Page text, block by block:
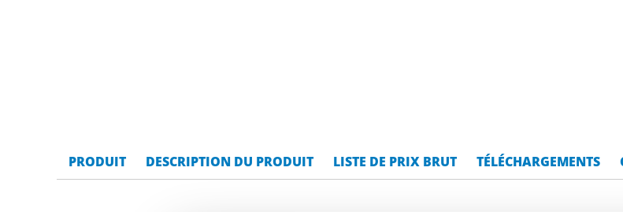
PRODUIT DESCRIPTION DU PRODUIT LISTE DE PRIX BRUT TÉLÉCHARGEMENTS